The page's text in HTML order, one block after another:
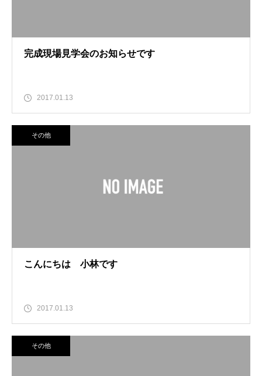
完成現場見学会のお知らせです
2017.01.13
その他
こんにちは 小林です
2017.01.13
その他